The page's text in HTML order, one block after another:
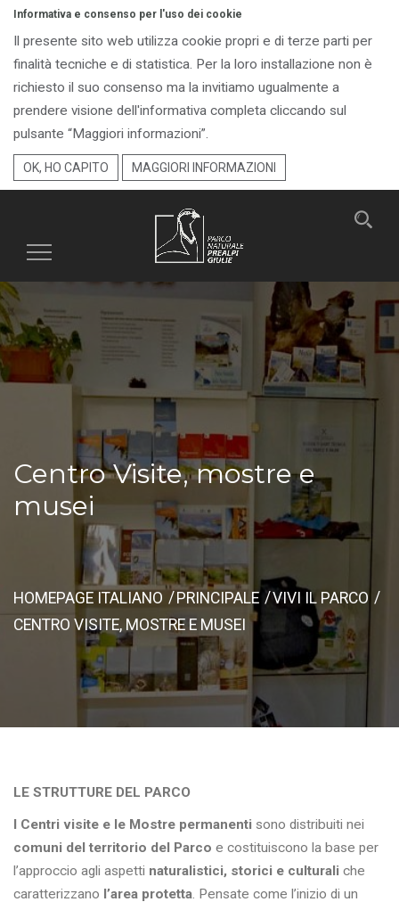
Informativa e consenso per l'uso dei cookie
Il presente sito web utilizza cookie propri e di terze parti per
finalità tecniche e di statistica. Per la loro installazione non è
richiesto il suo consenso ma la invitiamo ugualmente a
prendere visione dell'informativa completa cliccando sul
pulsante “Maggiori informazioni”.
OK, HO CAPITO MAGGIORI INFORMAZIONI
Toggle
Centro Visite, mostre e
musei
HOMEPAGE ITALIANO PRINCIPALE
VIVI IL PARCO
CENTRO VISITE, MOSTRE E MUSEI
LE STRUTTURE DEL PARCO
I Centri visite e le Mostre permanenti sono distribuiti nei
comuni del territorio del Parco e costituiscono la base per
l’approccio agli aspetti naturalistici, storici e culturali che
caratterizzano l’area protetta. Pensate come l’inizio di un